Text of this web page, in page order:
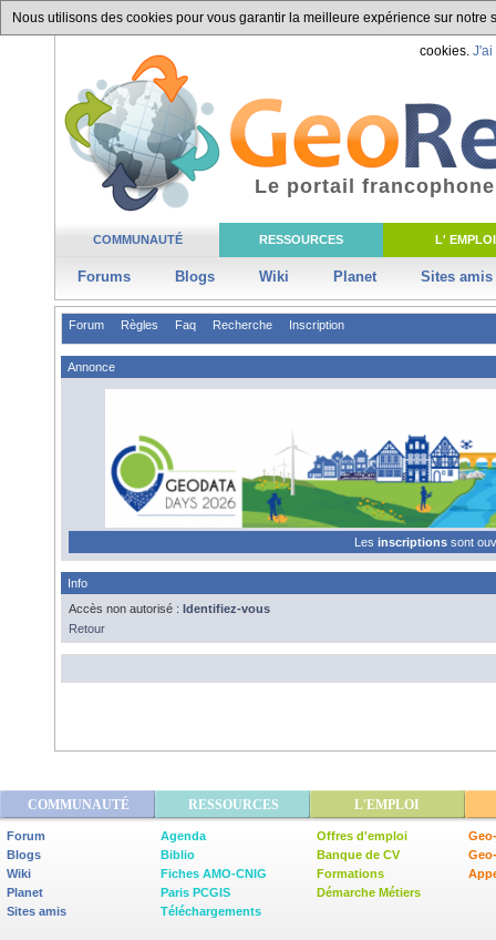
Nous utilisons des cookies pour vous garantir la meilleure expérience sur
cookies. J'ai
COMMUNAUTÉ RESSOURCES L' EMPLOI
Forums Blogs Wiki Planet Sites amis
Le portail
Forum Règles Faq Recherche Inscription
Annonce
Les inscriptions sont
Info
Accès non autorisé : Identifiez-vous
Retour
COMMUNAUTÉ RESSOURCES L'EMPLOI
Forum
Blogs
Wiki
Planet
Sites amis
Agenda
Biblio
Fiches AMO-CNIG
Paris PCGIS
Téléchargements
Offres d'emploi
Banque de CV
Formations
Démarche Métiers